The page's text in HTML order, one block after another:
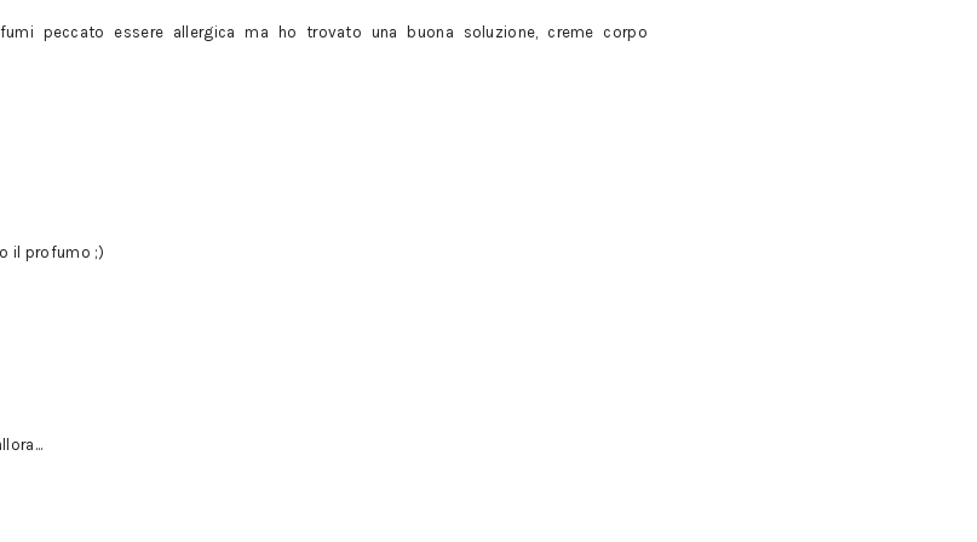
peccato essere allergica ma ho trovato una buona soluzione, creme corpo
il profumo ;)